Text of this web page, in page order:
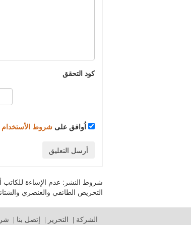
كود التحقق
اُوافق على شروط الأستخدام
أرسل التعليق
شروط النشر: عدم الإساءة للكاتب
التحريض الطائفي والعنصري
الشركة التحرير إتصل بنا